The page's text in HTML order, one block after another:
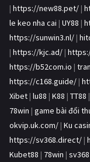
| https://new88.pet/ |
le keo nha cai | UY88 |
https://sunwin3.nl/ |
| https://kjc.ad/ |
https://b52com.io |
https://c168.guide/ |
Xibet | lu88 | K88 | TT88 |
78win | game bài đổi
okvip.uk.com/ | Ku
https://sv368.direct/ |
Kubet88 | 78win | sv368